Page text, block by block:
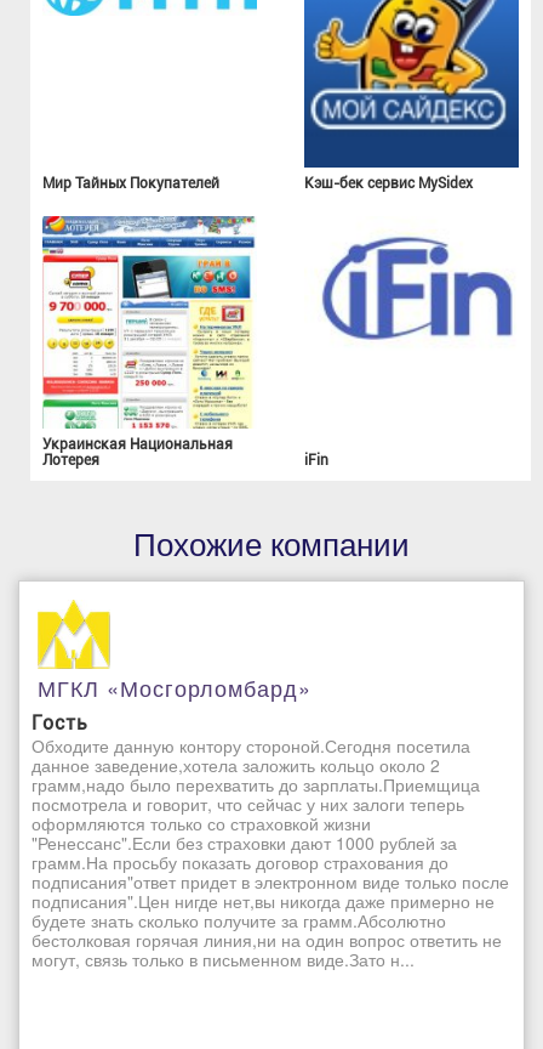
Мир Тайных Покупателей Кэш-бек сервис MySidex
Украинская Национальная
Лотерея
iFin
Похожие компании
МГКЛ «Мосгорломбард»
Гость
Обходите данную контору стороной.Сегодня посетила
данное заведение,хотела заложить кольцо около 2
грамм,надо было перехватить до зарплаты.Приемщица
посмотрела и говорит, что сейчас у них залоги теперь
оформляются только со страховкой жизни
"Ренессанс".Если без страховки дают 1000 рублей за
грамм.На просьбу показать договор страхования до
подписания"ответ придет в электронном виде только после
подписания".Цен нигде нет,вы никогда даже примерно не
будете знать сколько получите за грамм.Абсолютно
бестолковая горячая линия,ни на один вопрос ответить не
могут, связь только в письменном виде.Зато н...